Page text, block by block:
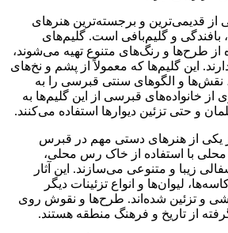
از قدیمی‌ترین و برجسته‌ترین هنرهای
و گلیم‌بافی است. گلیم‌های
از طرح‌ها و رنگ‌های متنوع تهیه می‌شوند،
این گلیم‌ها که معمولاً از پشم و نخ‌های
و الگوهای سنتی قبرسی را به
از خانواده‌های قبرسی از این گلیم‌ها به
و حتی تزئین دیوارها استفاده می‌کنند.
یکی از هنرهای دستی مهم در قبرس
با استفاده از خاک رس محلی،
زیبا و متنوعی می‌سازند. این آثار
لیوان‌ها و انواع تزئینات دیگر
و تزئین شده‌اند. طرح‌ها و نقوش روی
گرفته از تاریخ و فرهنگ منطقه هستند.